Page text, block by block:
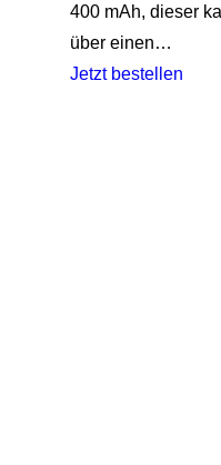
400 mAh, dieser
über einen…
Jetzt bestellen